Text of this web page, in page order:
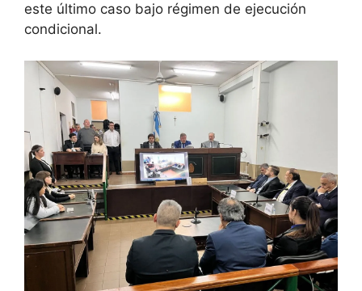
este último caso bajo régimen de ejecución
condicional.